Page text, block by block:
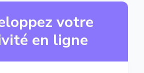
votre
en ligne